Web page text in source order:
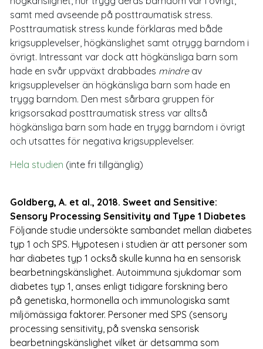
samt med avseende på posttraumatisk stress.
Posttraumatisk stress kunde förklaras med både
krigsupplevelser, högkänslighet samt otrygg barndom i
övrigt. Intressant var dock att högkänsliga barn som
hade en svår uppväxt drabbades mindre av
krigsupplevelser än högkänsliga barn som hade en
trygg barndom. Den mest sårbara gruppen för
krigsorsakad posttraumatisk stress var alltså
högkänsliga barn som hade en trygg barndom i övrigt
och utsattes för negativa krigsupplevelser.
Hela studien (inte fri tillgänglig)
Goldberg, A. et al., 2018. Sweet and Sensitive:
Sensory Processing Sensitivity and Type 1 Diabetes
Följande studie undersökte sambandet mellan diabetes
typ 1 och SPS. Hypotesen i studien är att personer som
har diabetes typ 1 också skulle kunna ha en sensorisk
bearbetningskänslighet. Autoimmuna sjukdomar som
diabetes typ 1, anses enligt tidigare forskning bero
på genetiska, hormonella och immunologiska samt
miljömässiga faktorer. Personer med SPS (sensory
processing sensitivity, på svenska sensorisk
bearbetningskänslighet vilket är detsamma som